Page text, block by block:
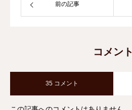
前の記事
コメント
35 コメント